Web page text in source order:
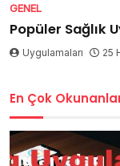
GENEL
Popüler Sağlık
Uygulamaları 25
En Çok